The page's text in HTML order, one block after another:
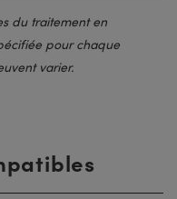
du traitement en
pour chaque
varier.